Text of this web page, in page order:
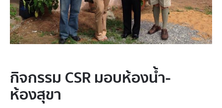
กิจกรรม CSR มอบห้องน้ำ-
ห้องสุขา